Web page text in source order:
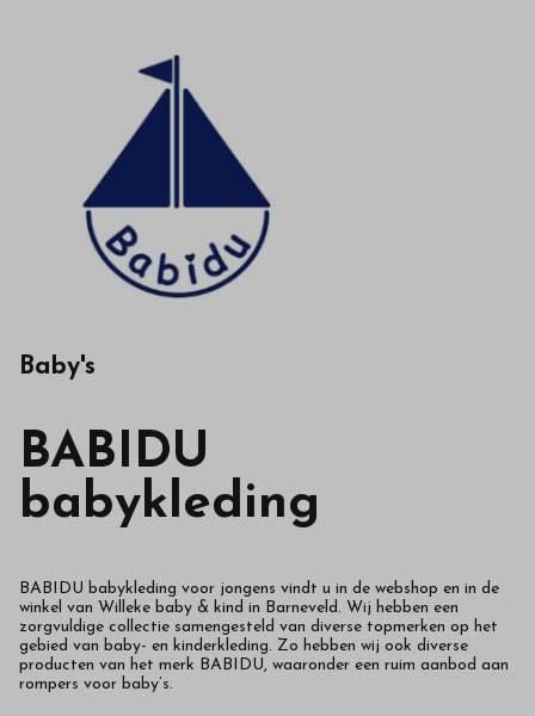
Baby's
BABIDU
babykleding
BABIDU babykleding voor jongens vindt u in de webshop en in de
winkel van Willeke baby & kind in Barneveld. Wij hebben een
zorgvuldige collectie samengesteld van diverse topmerken op het
gebied van baby- en kinderkleding. Zo hebben wij ook diverse
producten van het merk BABIDU, waaronder een ruim aanbod aan
rompers voor baby’s.